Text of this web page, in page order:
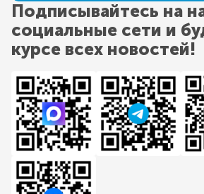
Подписывайтесь на
социальные сети и
курсе всех новостей!